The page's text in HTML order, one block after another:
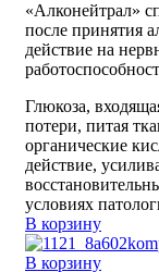
«Алконейтрал»
после принятия
действие на
Глюкоза,
потери, питая
органические
действие,
условиях
В корзину
В корзину